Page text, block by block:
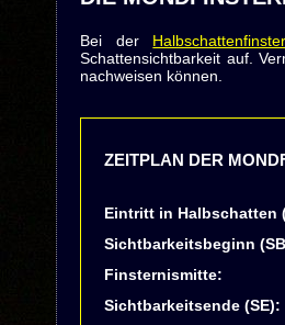
Bei der
Schattensichtbarkeit auf.
nachweisen können.
ZEITPLAN DER
Eintritt in Halbschatten
Sichtbarkeitsbeginn
Finsternismitte:
Sichtbarkeitsende (SE):